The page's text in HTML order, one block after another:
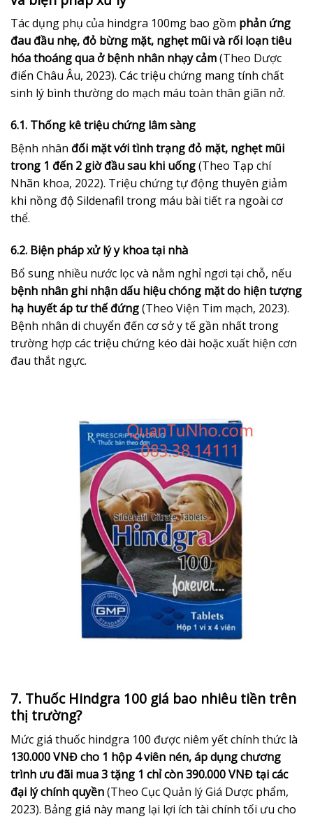
Tác dụng phụ của hindgra 100mg bao gồm phản ứng
đau đầu nhẹ, đỏ bừng mặt, nghẹt mũi và rối loạn tiêu
hóa thoáng qua ở bệnh nhân nhạy cảm(Theo Dược
điển Châu Âu, 2023). Các triệu chứng mang tính chất
sinh lý bình thường do mạch máu toàn thân giãn nở.
6.1. Thống kê triệu chứng lâm sàng
Bệnh nhân đối mặt với tình trạng đỏ mặt, nghẹt mũi
trong 1 đến 2 giờ đầu sau khi uống(Theo Tạp chí
Nhãn khoa, 2022). Triệu chứng tự động thuyên giảm
khi nồng độ Sildenafil trong máu bài tiết ra ngoài cơ
thể.
6.2. Biện pháp xử lý y khoa tại nhà
Bổ sung nhiều nước lọc và nằm nghỉ ngơi tại chỗ, nếu
bệnh nhân ghi nhận dấu hiệu chóng mặt do hiện tượng
hạ huyết áp tư thế đứng(Theo Viện Tim mạch, 2023).
Bệnh nhân di chuyển đến cơ sở y tế gần nhất trong
trường hợp các triệu chứng kéo dài hoặc xuất hiện cơn
đau thắt ngực.
7. Thuốc Hindgra 100 giá bao nhiêu tiền trên
thị trường?
Mức giá thuốc hindgra 100 được niêm yết chính thức là
130.000 VNĐ cho 1 hộp 4 viên nén, áp dụng chương
trình ưu đãi mua 3 tặng 1 chỉ còn 390.000 VNĐ tại các
đại lý chính quyền(Theo Cục Quản lý Giá Dược phẩm,
2023). Bảng giá này mang lại lợi ích tài chính tối ưu cho